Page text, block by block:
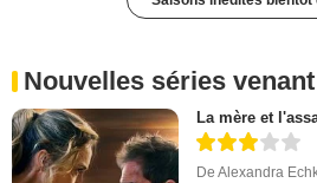
Nouvelles séries
La mère et
DeAlexandra